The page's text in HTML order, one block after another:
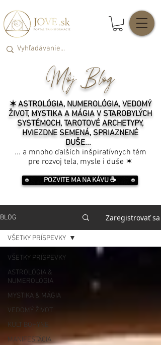
Môj Blog
✶ ASTROLÓGIA, NUMEROLÓGIA, VEDOMÝ
ŽIVOT, MYSTIKA A MÁGIA V STAROBYLÝCH
SYSTÉMOCH, TAROTOVÉ ARCHETYPY,
HVIEZDNE SEMENÁ, SPRIAZNENÉ
DUŠE...
... a mnoho ďalších inšpiratívnych tém
pre rozvoj tela, mysle i duše ✶
POZVITE MA NA KÁVU ☕️
BLOG Zaregistrovať sa
VŠETKY PRÍSPEVKY
ASTROLÓGIA &
NUMEROLÓGIA
MYSTIKA & MÁGIA
VEDOMÝ ŽIVOT
KULT BOHYNE
MANIFESTÁCIA
VŠETKY PRÍSPEVKY